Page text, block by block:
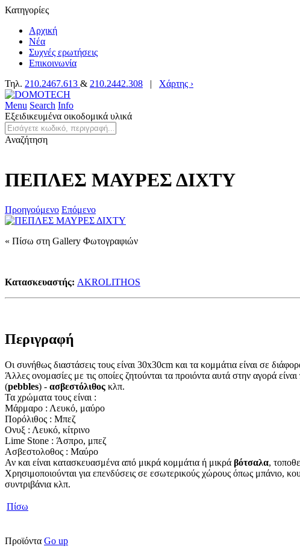
Κατηγορίες
Αρχική
Νέα
Συχνές ερωτήσεις
Επικοινωνία
Τηλ. 210.2467.613 & 210.2442.308 | Χάρτης ›
Menu Search Info
Εξειδικευμένα οικοδομικά υλικά
Αναζήτηση
ΠΕΠΛΕΣ ΜΑΥΡΕΣ ΔΙΧΤΥ
Προηγούμενο Επόμενο
« Πίσω στη Gallery Φωτογραφιών
Κατασκευαστής: AKROLITHOS
Περιγραφή
Οι συνήθως διαστάσεις τους είναι 30x30cm και τα κομμάτια είναι σε
Άλλες ονομασίες με τις οποίες ζητούνται τα προιόντα αυτά στην αγορά είναι
(pebbles) - ασβεστόλιθος κλπ.
Τα χρώματα τους είναι :
Μάρμαρο : Λευκό, μαύρο
Πορόλιθος : Μπεζ
Ονυξ : Λευκό, κίτρινο
Lime Stone : Άσπρο, μπεζ
Ασβεστολοθος : Μαύρο
Αν και είναι κατασκευασμένα από μικρά κομμάτια ή μικρά βότσαλα,
Χρησιμοποιούνται για επενδύσεις σε εσωτερικούς χώρους όπως μπάνιο,
συντριβάνια κλπ.
Πίσω
Προϊόντα Go up